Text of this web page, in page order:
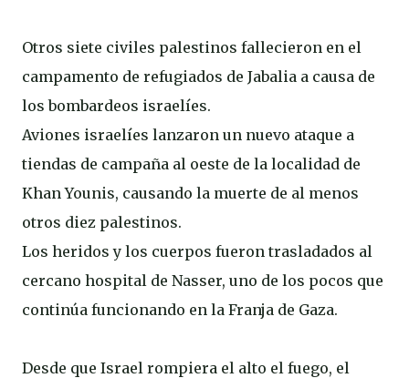
Otros siete civiles palestinos fallecieron en el
campamento de refugiados de Jabalia a causa de
los bombardeos israelíes.
Aviones israelíes lanzaron un nuevo ataque a
tiendas de campaña al oeste de la localidad de
Khan Younis, causando la muerte de al menos
otros diez palestinos.
Los heridos y los cuerpos fueron trasladados al
cercano hospital de Nasser, uno de los pocos que
continúa funcionando en la Franja de Gaza.
Desde que Israel rompiera el alto el fuego, el